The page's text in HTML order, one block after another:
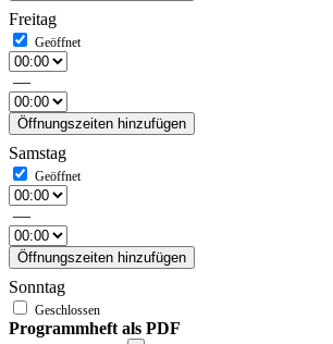
Freitag
—
Öffnungszeiten hinzufügen
Samstag
—
Öffnungszeiten hinzufügen
Sonntag
Programmheft als PDF